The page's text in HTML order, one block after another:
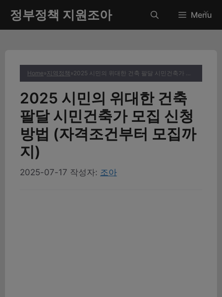
츠
정부정책 지원조아 Menu
Home»지역정책 » 2025 시민의 위대한 건축 팔달 시민건축가 모집 신청방법 (자격조건부터 모집까지)
2025 시민의 위대한 건축
팔달 시민건축가 모집 신청
방법 (자격조건부터 모집까
지)
2025-07-17 작성자: 조아
✕